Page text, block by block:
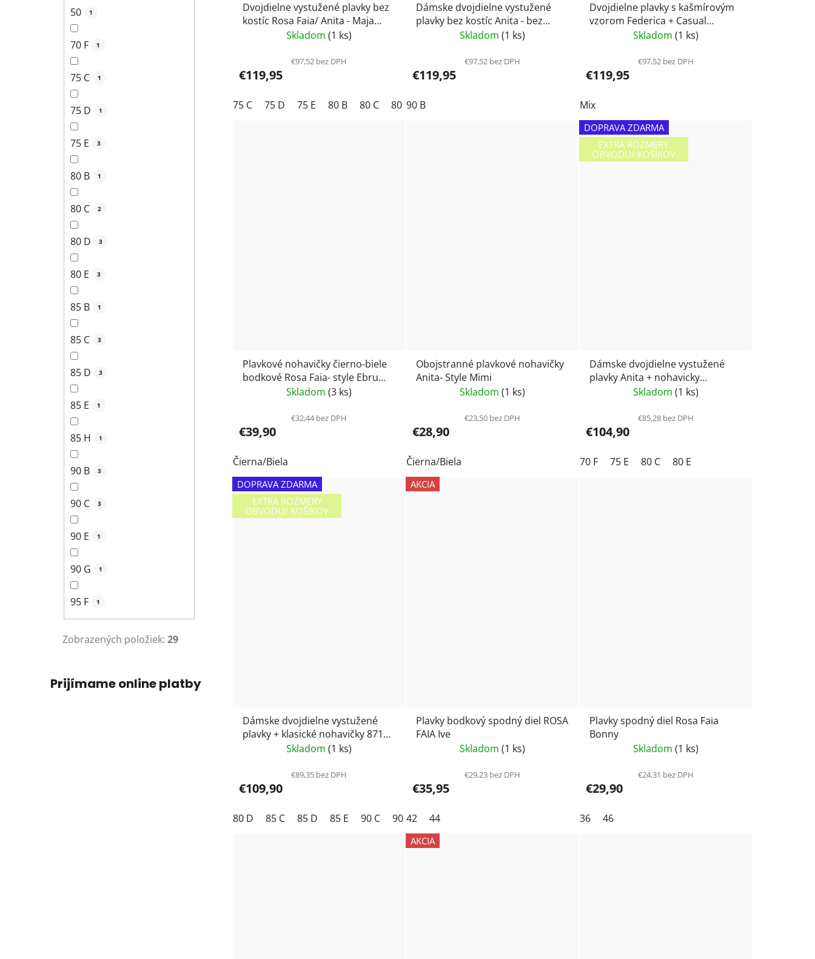
50 1
70 F 1
75 C 1
75 D 1
75 E 3
80 B 1
80 C 2
80 D 3
80 E 3
85 B 1
85 C 3
85 D 3
85 E 1
85 H 1
90 B 3
90 C 3
90 E 1
90 G 1
95 F 1
Zobrazených položiek: 29
Prijímame online platby
Dvojdielne vystužené plavky bez
kostíc Rosa Faia/ Anita - Maja
Skladom (1 ks)
€97,52 bez DPH
€119,95
75 C 75 D 75 E 80 B 80 C 80 D 80 E
Dámske dvojdielne vystužené
plavky bez kostíc Anita - bez
kostice 8436Skladom (1 ks)
€97,52 bez DPH
€119,95
90 B
Dvojdielne plavky s kašmírovým
vzorom Federica + Casual
bottom 8812 Rosa Faia
Skladom (1 ks)
€97,52 bez DPH
€119,95
Mix
Plavkové nohavičky čierno-biele
bodkové Rosa Faia- style Ebru
Skladom (3 ks)
€32,44 bez DPH
€39,90
Čierna/Biela
Obojstranné plavkové nohavičky
Anita- Style Mimi
Skladom (1 ks)
€23,50 bez DPH
€28,90
Čierna/Biela
DOPRAVA ZDARMA
EXTRA ROZMERY
OBVODU/ KOŠÍKOV
Dámske dvojdielne vystužené
plavky Anita + nohavicky
brazílskeho štýlu 8713
Skladom (1 ks)
€85,28 bez DPH
€104,90
70 F 75 E 80 C 80 E
DOPRAVA ZDARMA
EXTRA ROZMERY
OBVODU/ KOŠÍKOV
Dámske dvojdielne vystužené
plavky + klasické nohavičky 8713
+ 8723 Anita Eleonore
Skladom (1 ks)
€89,35 bez DPH
€109,90
80 D 85 C 85 D 85 E 90 C 90 E 90 G
AKCIA
Plavky bodkový spodný diel ROSA
FAIA Ive
Skladom (1 ks)
€29,23 bez DPH
€35,95
42 44
Plavky spodný diel Rosa Faia
Bonny
Skladom (1 ks)
€24,31 bez DPH
€29,90
36 46
AKCIA